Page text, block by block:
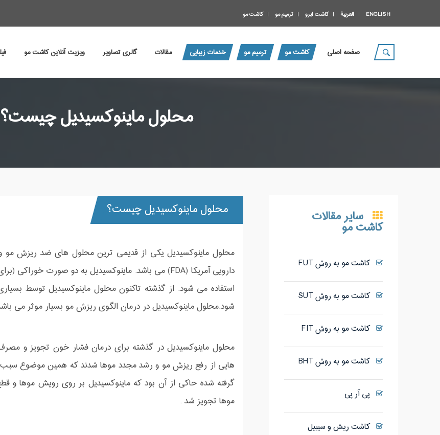
کاشت مو ترمیم مو کاشت ابرو العربية ENGLISH
صفحه اصلی کاشت مو ترمیم مو خدمات زیبایی مقالات گالری تصاویر ویزیت آنلاین کاشت مو
محلول ماینوکسیدیل چیست؟
محلول ماینوکسیدیل چیست؟
محلول ماینوکسیدیل یکی از قدیمی ترین محلول های ضد ریزش
دارویی آمریکا (FDA) می باشد. ماینوکسیدیل به دو صورت خوراکی (برای درمان فشار خون) و محلول موضعی (برای
استفاده می شود. از گذشته تاکنون محلول ماینوکسیدیل توسط
شود.محلول ماینوکسیدیل در درمان الگوی ریزش مو بسیار موثر می
محلول ماینوکسیدیل در گذشته برای درمان فشار خون تجویز و
هایی از رفع ریزش مو و رشد مجدد موها شدند که همین موضوع سبب شد
گرفته شده حاکی از آن بود که ماینوکسیدیل بر روی رویش موها و
موها تجویز شد .
سایر مقالات
کاشت مو
کاشت مو به روش FUT
کاشت مو به روش SUT
کاشت مو به روش FIT
کاشت مو به روش BHT
پی آر پی
کاشت ریش و سیبیل